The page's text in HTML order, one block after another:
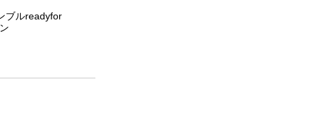
ブルreadyfor